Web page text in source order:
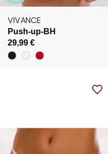
VIVANCE
Push-up-BH
29,99 €